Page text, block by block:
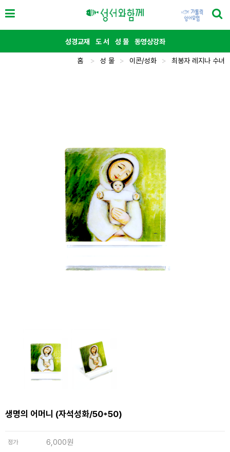
성경교재 도 서 성 물 동영상강좌
홈 > 성 물 > 이콘/성화 > 최봉자 레지나 수녀
생명의 어머니 (자석성화/50*50)
정가 6,000원